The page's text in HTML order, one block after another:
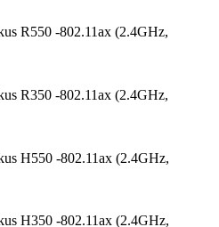
R550 -802.11ax (2.4GHz,
R350 -802.11ax (2.4GHz,
H550 -802.11ax (2.4GHz,
H350 -802.11ax (2.4GHz,